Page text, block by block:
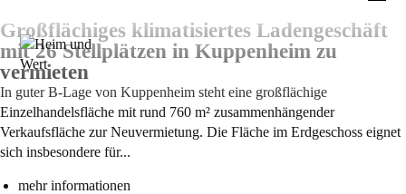
Großflächiges klimatisiertes Ladengeschäft
mit 26 Stellplätzen in Kuppenheim zu
vermieten
In guter B-Lage von Kuppenheim steht eine großflächige
Einzelhandelsfläche mit rund 760 m² zusammenhängender
Verkaufsfläche zur Neuvermietung. Die Fläche im Erdgeschoss eignet
sich insbesondere für...
mehr informationen